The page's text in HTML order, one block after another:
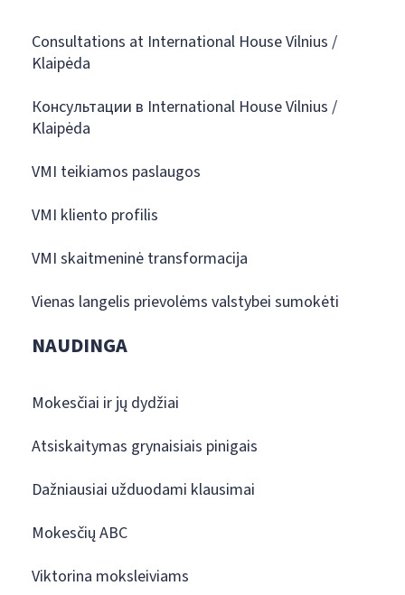
Consultations at International House Vilnius /
Klaipėda
Консультации в International House Vilnius /
Klaipėda
VMI teikiamos paslaugos
VMI kliento profilis
VMI skaitmeninė transformacija
Vienas langelis prievolėms valstybei sumokėti
NAUDINGA
Mokesčiai ir jų dydžiai
Atsiskaitymas grynaisiais pinigais
Dažniausiai užduodami klausimai
Mokesčių ABC
Viktorina moksleiviams